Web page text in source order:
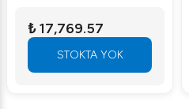
₺ 17,769.57
STOKTA YOK